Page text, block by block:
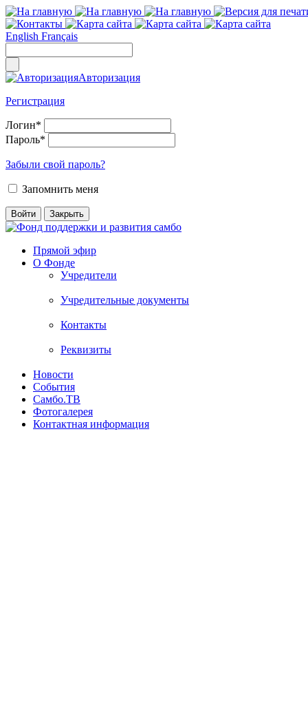
English Français
Авторизация
Регистрация
Логин*
Пароль*
Забыли свой пароль?
Запомнить меня
Прямой эфир
О Фонде
Учредители
Учредительные документы
Контакты
Реквизиты
Новости
События
Самбо.ТВ
Фотогалерея
Контактная информация